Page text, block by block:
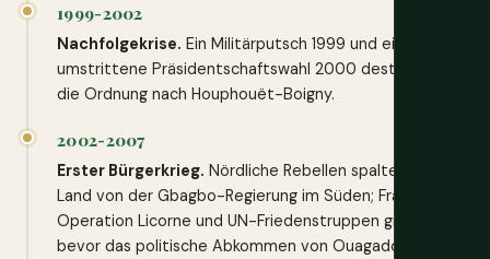
1999-2002
Nachfolgekrise. Ein Militärputsch 1999 und eine
umstrittene Präsidentschaftswahl 2000 destabilisieren
die Ordnung nach Houphouët-Boigny.
2002-2007
Erster Bürgerkrieg. Nördliche Rebellen spalten das
Land von der Gbagbo-Regierung im Süden; Frankreichs
Operation Licorne und UN-Friedenstruppen greifen ein,
bevor das politische Abkommen von Ouagadougou